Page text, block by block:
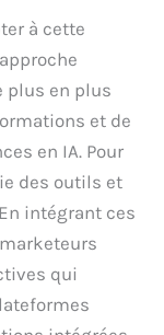
à cette
plus en plus
et de
en IA. Pour
des outils et
intégrant ces
qui